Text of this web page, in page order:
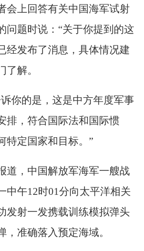
会上回答有关中国海军试射
问题时说：“关于你提到的这
经发布了消息，具体情况建
了解。
你的是，这是中方年度军事
排，符合国际法和国际惯
特定国家和目标。”
道，中国解放军海军一艘战
中午12时01分向太平洋相关
发射一发携载训练模拟弹头
，准确落入预定海域。